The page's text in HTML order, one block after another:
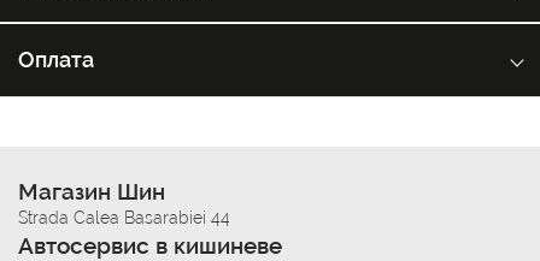
Оплата
Магазин Шин
Strada Calea Basarabiei 44
Автосервис в кишиневе